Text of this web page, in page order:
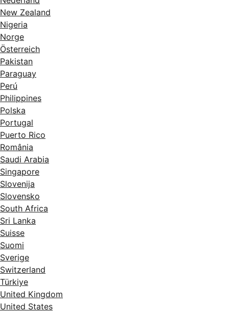
New Zealand
Nigeria
Norge
Österreich
Pakistan
Paraguay
Perú
Philippines
Polska
Portugal
Puerto Rico
România
Saudi Arabia
Singapore
Slovenija
Slovensko
South Africa
Sri Lanka
Suisse
Suomi
Sverige
Switzerland
Türkiye
United Kingdom
United States